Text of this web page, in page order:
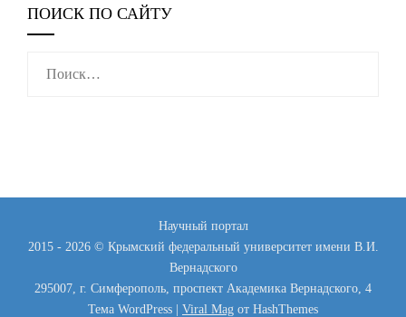
ПОИСК ПО САЙТУ
Научный портал
2015 - 2026 © Крымский федеральный университет имени В.И.
Вернадского
295007, г. Симферополь, проспект Академика Вернадского, 4
Тема WordPress | Viral Mag от HashThemes